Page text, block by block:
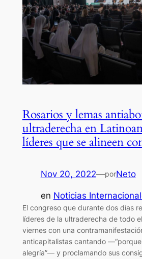
Rosarios y lemas
ultraderecha en
líderes que se alineen
Nov 20, 2022—porNeto
en Noticias
El congreso que durante dos días
líderes de la ultraderecha de todo
viernes con una
anticapitalistas cantando
alegría”— y proclamando sus